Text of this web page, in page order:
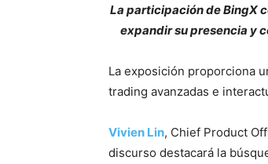
La participación de BingX
expandir su presencia y
La exposición proporciona
trading avanzadas e
Vivien Lin, Chief Product
discurso destacará la